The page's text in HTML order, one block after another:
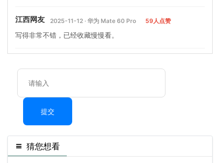
江西网友 2025-11-12 · 华为 Mate 60 Pro 59人点赞
写得非常不错，已经收藏慢慢看。
提交
猜您想看